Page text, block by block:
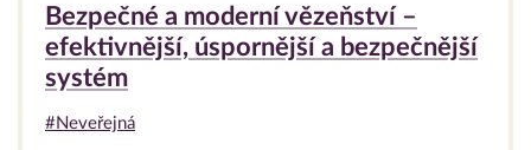
Bezpečné a moderní vězeňství –
efektivnější, úspornější a bezpečnější
systém
#Neveřejná